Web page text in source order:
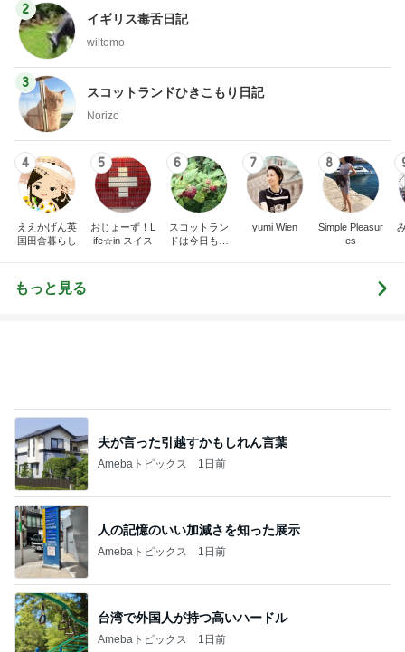
2
イギリス毒舌日記
wiltomo
3
スコットランドひきこもり日記
Norizo
4
ええかげん英
国田舎暮らし
5
おじょーず！L
ife☆in スイス
6
スコットラン
ドは今日も曇
7
yumi Wien
8
Simple Pleasur
es
もっと見る
夫が言った引越すかもしれん言葉
Amebaトピックス 1日前
人の記憶のいい加減さを知った展示
Amebaトピックス 1日前
台湾で外国人が持つ高いハードル
Amebaトピックス 1日前